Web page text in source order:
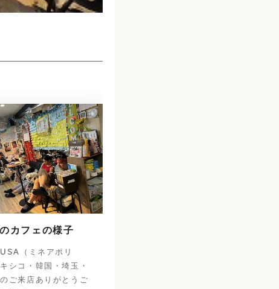
カフェの様子
（ミネアポリ
シコ・韓国・埼玉・
ご来店ありがとうご